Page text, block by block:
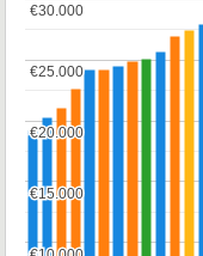
€15.000
€15.000
€20.000
€20.000
€25.000
€25.000
€30.000
€30.000